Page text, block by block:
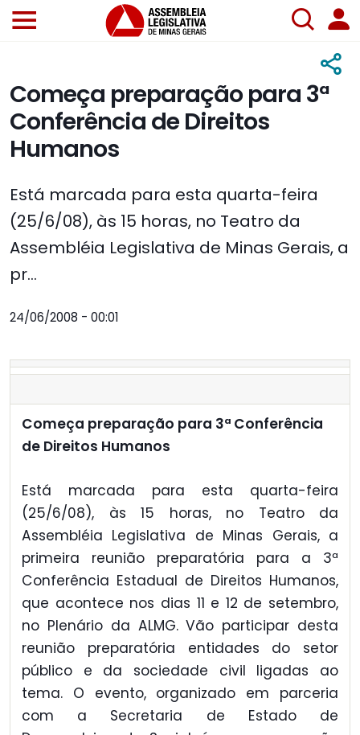
Começa preparação para 3ª
Conferência de Direitos
Humanos
Está marcada para esta quarta-feira
(25/6/08), às 15 horas, no Teatro da
Assembléia Legislativa de Minas Gerais, a
pr...
24/06/2008 - 00:01
Começa preparação para 3ª Conferência
de Direitos Humanos
Está marcada para esta quarta-feira
(25/6/08), às 15 horas, no Teatro da
Assembléia Legislativa de Minas Gerais, a
primeira reunião preparatória para a 3ª
Conferência Estadual de Direitos Humanos,
que acontece nos dias 11 e 12 de setembro,
no Plenário da ALMG. Vão participar desta
reunião preparatória entidades do setor
público e da sociedade civil ligadas ao
tema. O evento, organizado em parceria
com a Secretaria de Estado de